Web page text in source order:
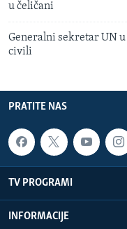
u čeličani
Generalni sekretar UN
civili
PRATITE NAS
TV PROGRAMI
INFORMACIJE